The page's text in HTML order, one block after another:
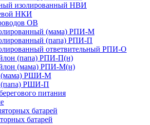
изолированный НВИ
НКИ
ОВ
(мама) РПИ-М
(папа) РПИ-П
ответвительный РПИ-О
(папа) РПИ-П(н)
(мама) РПИ-М(н)
(мама) РШИ-М
(папа) РШИ-П
питания
батарей
батарей